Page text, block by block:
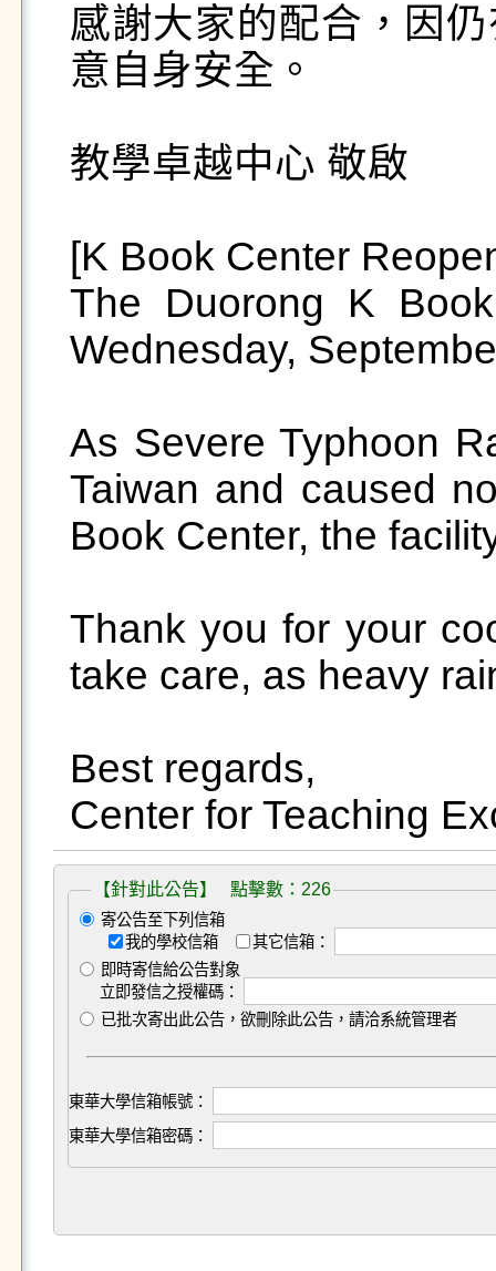
感謝大家的配合，因
意自身安全。
教學卓越中心 敬啟
[K Book Center
The Duorong K
Wednesday,
As Severe Typhoon
Taiwan and caused
Book Center, the
Thank you for your
take care, as heavy
Best regards,
Center for Teaching
【針對此公告】 點擊數：226
寄公告至下列信箱
我的學校信箱
其它信箱：
即時寄信給公告對象
立即發信之授權碼：
已批次寄出此公告，欲刪除此公告，請洽系統管理者
東華大學信箱帳號：
東華大學信箱密碼：